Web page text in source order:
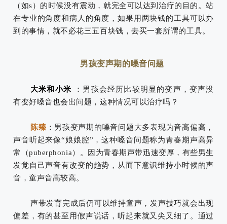
（如s）的时候没有震动，就完全可以达到治疗的目的。站
在专业的角度和病人的角度，如果用两块钱的工具可以办
到的事情，就不必花三五百块钱，去买一套所谓的工具。
男孩变声期的嗓音问题
大米和小米
：男孩会经历比较明显的变声，变声没
有变好嗓音也会出问题，这种情况可以治疗吗？
陈臻 ：男孩变声期的嗓音问题大多表现为音高偏高，
声音听起来像“娘娘腔”，这种嗓音问题称为青春期声高异
常（puberphonia）。因为青春期声带迅速变厚，有些男生
发觉自己声音有改变的趋势，从而下意识维持小时候的声
音，童声音高较高。
声带发育完成后仍可以维持童声，发声技巧就会出现
偏差，有的甚至用假声说话，听起来就又尖又细了。通过